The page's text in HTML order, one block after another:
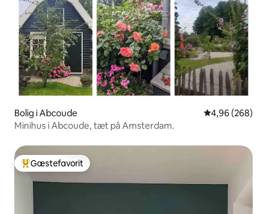
Bolig i Abcoude 4,96 ud af 5 i
4,96 (268)
Minihus i Abcoude, tæt på Amsterdam.
Bedste gæstefavorit
Gæstefavorit